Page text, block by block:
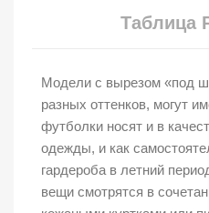
Таблица
Модели с вырезом «под
разных оттенков, могут
футболки носят и в
одежды, и как
гардероба в летний
вещи смотрятся в